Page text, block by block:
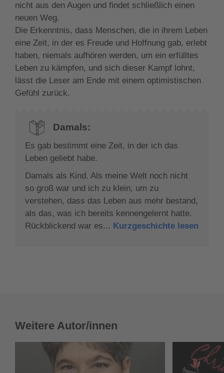
nicht aus den Augen und findet schließlich einen
neuen Weg.
Die Erkenntnis, dass Menschen, die in ihrem Leben
eine Zeit, in der es Freude und Hoffnung gab, erlebt
haben, niemals aufhören werden, um ein erfülltes
Leben zu kämpfen, und sich dieser Kampf lohnt,
lässt die Leser am Ende mit einem optimistischen
Gefühl zurück.
Damals:
Es gab bestimmt eine Zeit, in der ich das
Leben geliebt habe.
Damals als Kind. Als meine Welt noch nicht
so groß war und ich zu klein, um zu
verstehen, dass das Leben aus mehr bestand,
als das, was ich bereits kennengelernt hatte.
Rückblickend war es... Kurzgeschichte lesen
Weitere Autor/innen